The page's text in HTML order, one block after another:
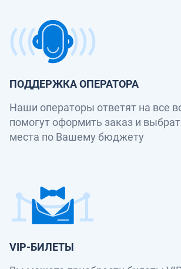
ПОДДЕРЖКА ОПЕРАТОРА
Наши операторы ответят на все
помогут оформить заказ и
места по Вашему бюджету
VIP-БИЛЕТЫ